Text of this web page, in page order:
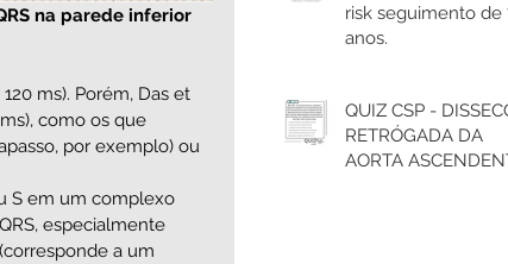
na parede inferior
ms). Porém, Das et
como os que
por exemplo) ou
S em um complexo
especialmente
a um
risk seguimento de
anos.
QUIZ CSP -
RETRÓGADA DA
AORTA